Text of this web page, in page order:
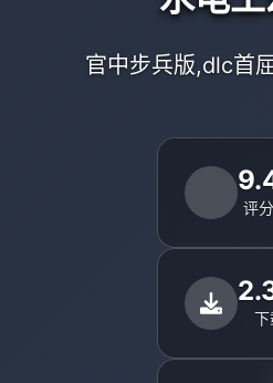
官中步兵版,dlc首
评分
下